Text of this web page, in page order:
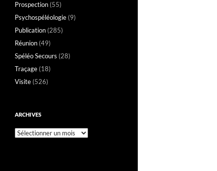
Prospection (55)
Psychospéléologie (9)
Publication (285)
Réunion (49)
Spéléo Secours (28)
Traçage (18)
Visite (526)
ARCHIVES
Archives